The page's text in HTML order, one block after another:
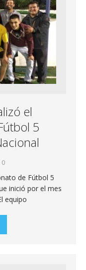
el
5
0
de Fútbol 5
inició por el mes
equipo